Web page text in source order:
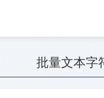
批量文本字